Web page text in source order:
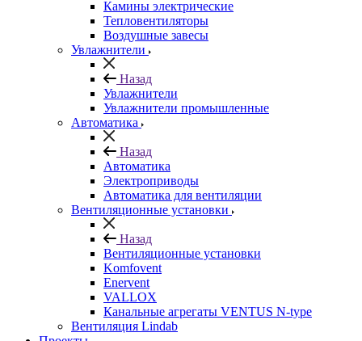
Камины электрические
Тепловентиляторы
Воздушные завесы
Увлажнители
Назад
Увлажнители
Увлажнители промышленные
Автоматика
Назад
Автоматика
Электроприводы
Автоматика для вентиляции
Вентиляционные установки
Назад
Вентиляционные установки
Komfovent
Enervent
VALLOX
Канальные агрегаты VENTUS N-type
Вентиляция Lindab